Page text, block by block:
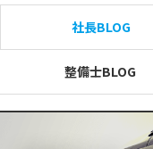
社長BLOG
整備士BLOG